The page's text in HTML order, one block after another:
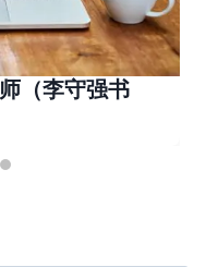
（李守强书